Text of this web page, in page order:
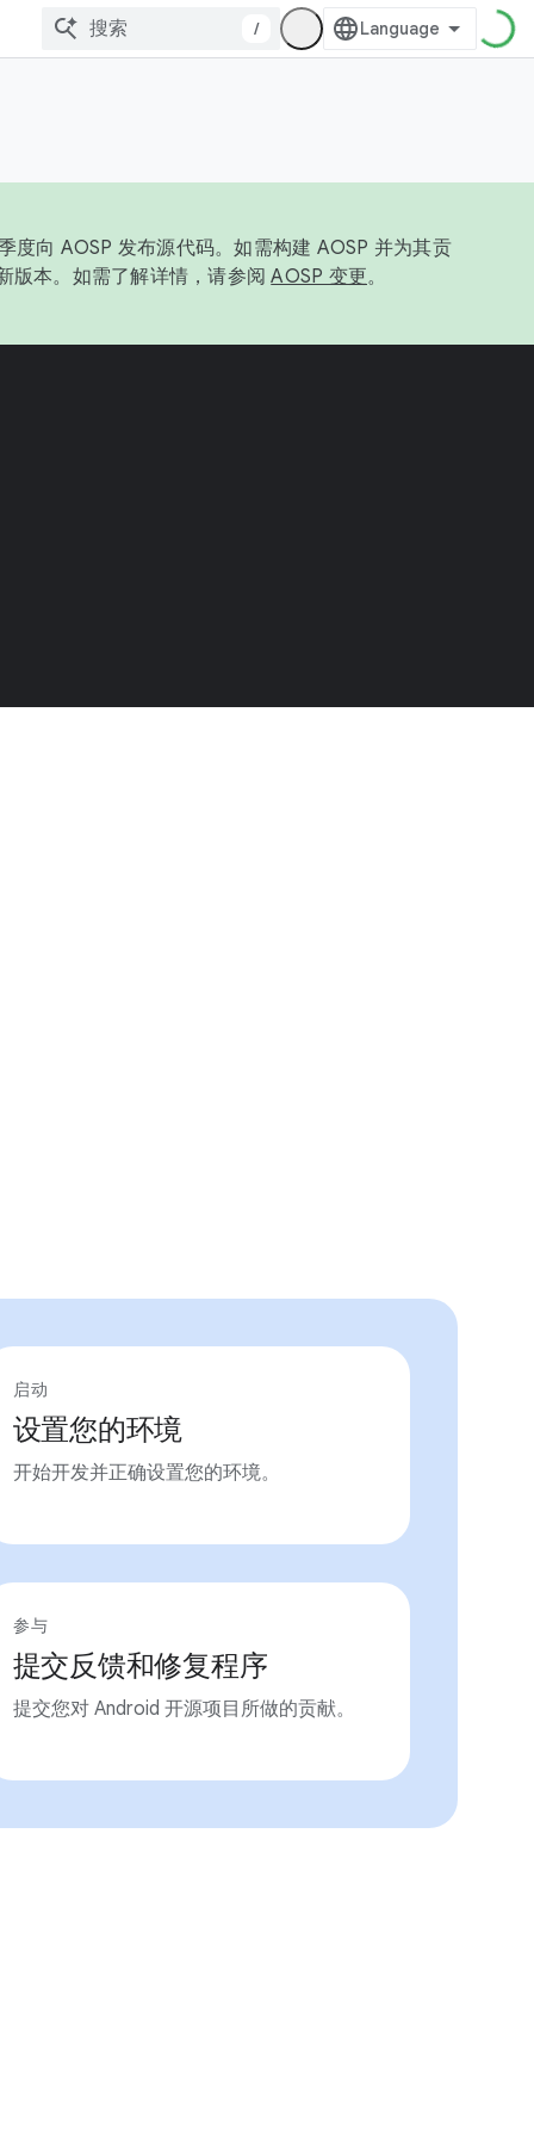
/
向 AOSP 发布源代码。如需构建 AOSP 并为其贡
版本。如需了解详情，请参阅AOSP 变更。
启动
设置您的环境
开始开发并正确设置您的环境。
参与
提交反馈和修复程序
提交您对 Android 开源项目所做的贡献。